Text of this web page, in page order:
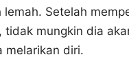
lemah. Setelah
tidak mungkin dia
melarikan diri.